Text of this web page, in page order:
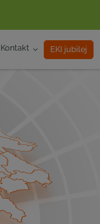
Kontakt EKI jubilej